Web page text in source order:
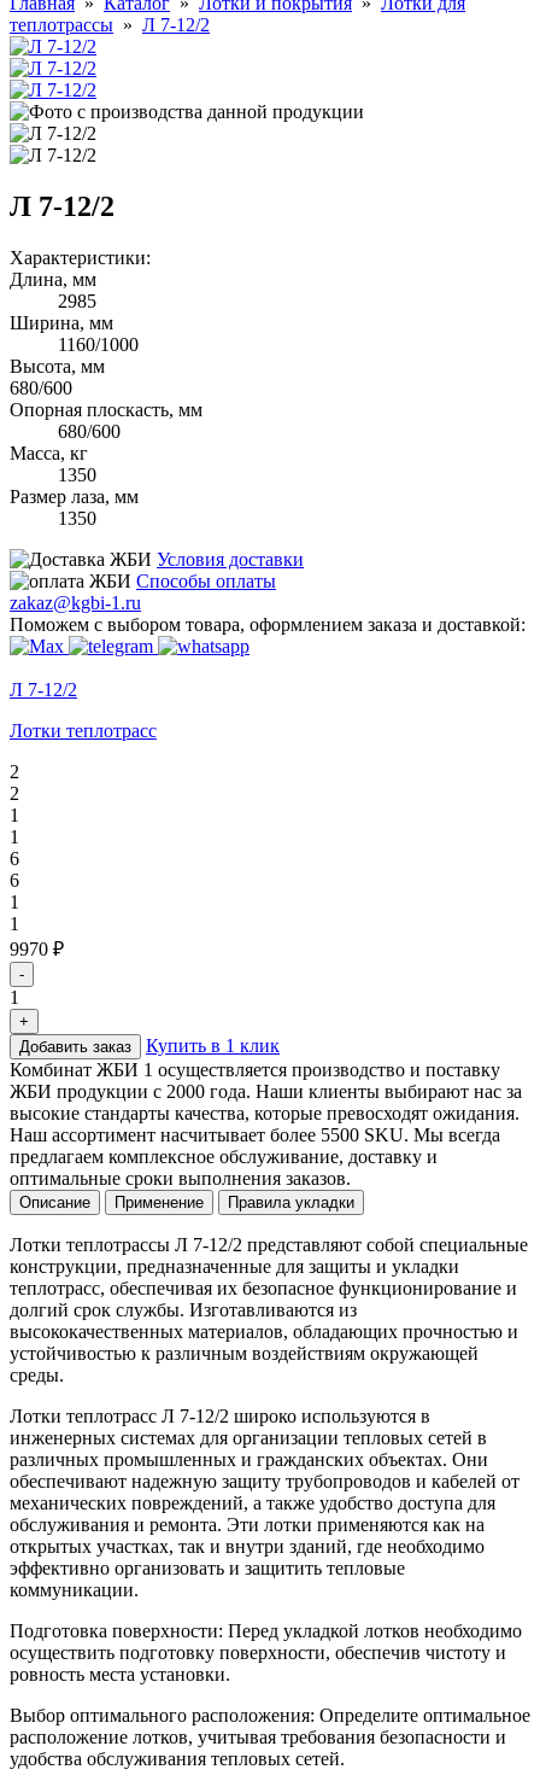
теплотрассы » Л 7-12/2
Л 7-12/2
Характеристики:
Длина, мм
2985
Ширина, мм
1160/1000
Высота, мм
680/600
Опорная плоскасть, мм
680/600
Масса, кг
1350
Размер лаза, мм
1350
Условия доставки
Способы оплаты
zakaz@kgbi-1.ru
Поможем с выбором товара, оформлением заказа и доставкой:
Л 7-12/2
Лотки теплотрасс
2
2
1
1
6
6
1
1
9970 ₽
-
1
+
Добавить заказ
Купить в 1 клик
Комбинат ЖБИ 1 осуществляется производство и поставку
ЖБИ продукции с 2000 года. Наши клиенты выбирают нас за
высокие стандарты качества, которые превосходят ожидания.
Наш ассортимент насчитывает более 5500 SKU. Мы всегда
предлагаем комплексное обслуживание, доставку и
оптимальные сроки выполнения заказов.
Описание Применение Правила укладки
Лотки теплотрассы Л 7-12/2 представляют собой специальные
конструкции, предназначенные для защиты и укладки
теплотрасс, обеспечивая их безопасное функционирование и
долгий срок службы. Изготавливаются из
высококачественных материалов, обладающих прочностью и
устойчивостью к различным воздействиям окружающей
среды.
Лотки теплотрасс Л 7-12/2 широко используются в
инженерных системах для организации тепловых сетей в
различных промышленных и гражданских объектах. Они
обеспечивают надежную защиту трубопроводов и кабелей от
механических повреждений, а также удобство доступа для
обслуживания и ремонта. Эти лотки применяются как на
открытых участках, так и внутри зданий, где необходимо
эффективно организовать и защитить тепловые
коммуникации.
Подготовка поверхности: Перед укладкой лотков необходимо
осуществить подготовку поверхности, обеспечив чистоту и
ровность места установки.
Выбор оптимального расположения: Определите оптимальное
расположение лотков, учитывая требования безопасности и
удобства обслуживания тепловых сетей.